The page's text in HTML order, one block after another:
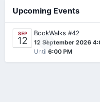
Upcoming Events
SEP
12 0
BookWalks #42
12 September 2026
Until 6:00 PM